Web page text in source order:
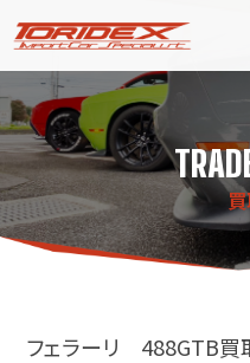
ブログ
ストックリスト
買取
フェラーリ 488GTB買